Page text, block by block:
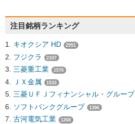
注目銘柄ランキング
キオクシア HD 2951
フジクラ 2107
三菱重工業 1576
ＪＸ金属 1533
三菱ＵＦＪフィナンシャル・グループ
ソフトバンクグループ 1396
古河電気工業 1268